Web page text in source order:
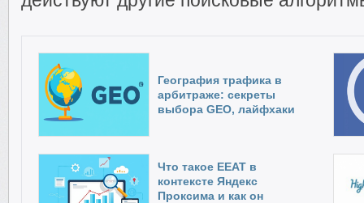
География трафика в
арбитраже: секреты
выбора GEO, лайфхаки
Что такое EEAT в
контексте Яндекс
Проксима и как он